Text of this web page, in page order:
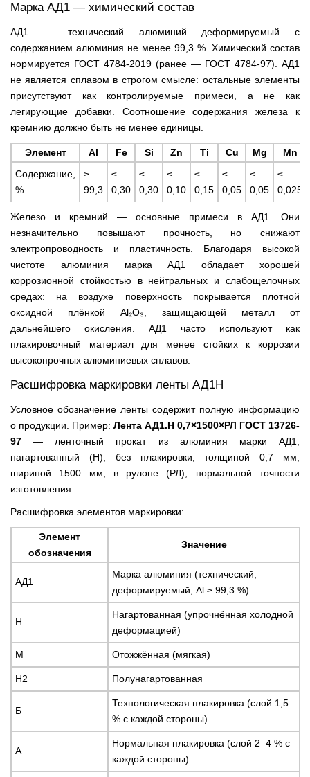
Марка АД1 — химический состав
АД1 — технический алюминий деформируемый с
содержанием алюминия не менее 99,3 %. Химический состав
нормируется ГОСТ 4784-2019 (ранее — ГОСТ 4784-97). АД1
не является сплавом в строгом смысле: остальные элементы
присутствуют как контролируемые примеси, а не как
легирующие добавки. Соотношение содержания железа к
кремнию должно быть не менее единицы.
Элемент Al Fe Si Zn Ti Cu Mg
Mn
Содержание,
%
≥
99,3
≤
0,30
≤
0,30
≤
0,10
≤
0,15
≤
0,05
≤
0,05
≤
0,025
Железо и кремний — основные примеси в АД1. Они
незначительно повышают прочность, но снижают
электропроводность и пластичность. Благодаря высокой
чистоте алюминия марка АД1 обладает хорошей
коррозионной стойкостью в нейтральных и слабощелочных
средах: на воздухе поверхность покрывается плотной
оксидной плёнкой Al₂O₃, защищающей металл от
дальнейшего окисления. АД1 часто используют как
плакировочный материал для менее стойких к коррозии
высокопрочных алюминиевых сплавов.
Расшифровка маркировки ленты АД1Н
Условное обозначение ленты содержит полную информацию
о продукции. Пример: Лента АД1.Н 0,7×1500×РЛ ГОСТ 13726-
97 — ленточный прокат из алюминия марки АД1,
нагартованный (Н), без плакировки, толщиной 0,7 мм,
шириной 1500 мм, в рулоне (РЛ), нормальной точности
изготовления.
Расшифровка элементов маркировки:
Элемент
обозначения
Значение
АД1
Марка алюминия (технический,
деформируемый, Al ≥ 99,3 %)
Н
Нагартованная (упрочнённая холодной
деформацией)
М Отожжённая (мягкая)
Н2 Полунагартованная
Б
Технологическая плакировка (слой 1,5
% с каждой стороны)
А
Нормальная плакировка (слой 2–4 % с
каждой стороны)